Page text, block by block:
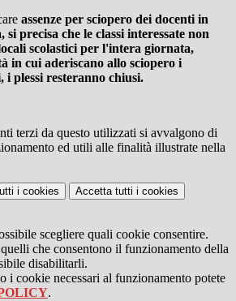
assenze per sciopero dei docenti in
precisa che le classi interessate non
scolastici per l'intera giornata,
in cui aderiscano allo sciopero i
i plessi resteranno chiusi.
terzi da questo utilizzati si avvalgono di
ed utili alle finalità illustrate nella
i cookies Accetta tutti i cookies
scegliere quali cookie consentire.
che consentono il funzionamento della
disabilitarli.
i cookie necessari al funzionamento potete
.